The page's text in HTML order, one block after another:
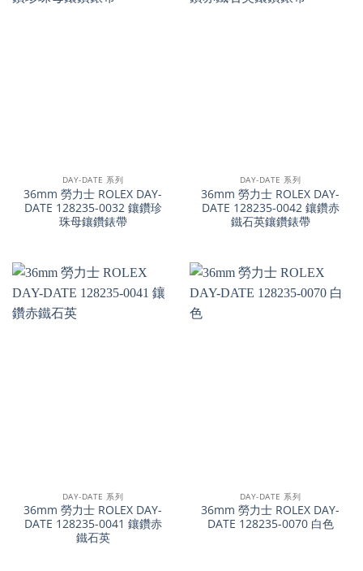
DAY-DATE 系列
36mm 勞力士 ROLEX DAY-
DATE 128235-0032 鑲鑽珍
珠母鑲鑽錶帶
DAY-DATE 系列
36mm 勞力士 ROLEX DAY-
DATE 128235-0042 鑲鑽赤
鐵石英鑲鑽錶帶
DAY-DATE 系列
36mm 勞力士 ROLEX DAY-
DATE 128235-0041 鑲鑽赤
鐵石英
DAY-DATE 系列
36mm 勞力士 ROLEX DAY-
DATE 128235-0070 白色